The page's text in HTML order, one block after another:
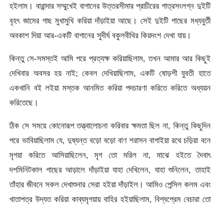
হইলাম। বারান্দার সম্মুখেই বাগানের উত্তরসীমার প্রাচীরের গাত্রসংলগ্ন দুইটি
বৃহৎ জামের গাছ মুখামুখি করিয়া দাঁড়াইয়া আছে। সেই দুইটি গাছের মধ্যবুর্তী
অবকাশ দিয়া আর-একটি বাগানের সুদীর্ঘ বকুলবীথির কিয়দংশ দেখা যায়।
কিন্তু সে-সমস্তই আমি পরে প্রত্যক্ষ করিয়াছিলাম, তখন আমার আর কিছুই
দেখিবার অবসর হয় নাই; কেবল দেখিয়াছিলাম, একটি ষােড়শী যুবতী হাতে
একখানি বই লইয়া মস্তক আনমিত করিয়া পদচারণা করিতে করিতে অধ্যয়ন
করিতেছে।
ঠিক সে সময়ে কোনােরূপ তত্ত্বালোচনা করিবার ক্ষমতা ছিল না, কিন্তু কিছুদিন
পরে ভাবিয়াছিলাম যে, দুষ্যন্ত বড়াে বড়ো বাণ শরাসন বাগাইয়া রথে চড়িয়া বনে
মৃগয়া করিতে আসিয়াছিলেন, মৃগ তাে মরিল না, মাঝে হইতে দৈবাৎ
দশমিনিটকাল গাছের আড়ালে দাঁড়াইয়া যাহা দেখিলেন, যাহা শুনিলেন, তাহাই
তাঁহার জীবনে সকল দেখাশুনার সেরা হইয়া দাঁড়াইল। আমিও পেন্সিল কলম এবং
খাতাপত্র উদ্যত করিয়া কাব্যমৃগয়ায় বাহির হইয়াছিলাম, বিশ্বপ্রেম বেচারা তাে